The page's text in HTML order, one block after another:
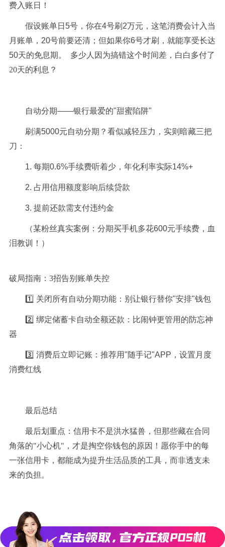
费入账日！
假设账单日5号，你在4号刷2万元，这笔消费会计入当
月账单，20号前要还清；但如果你6号才刷，就能享受长达
50天的免息期。 多少人因为搞错这个时间差，白白多付了
20天的利息？
自动分期——银行最爱的"甜蜜陷阱"
刷满5000元自动分期？看似减轻压力，实则暗藏三把
刀：
1. 每期0.6%手续费听着少，年化利率实际14%+
2. 占用信用额度影响后续贷款
3. 提前还款需支付违约金
（某粉丝真实案例：分期买手机多花600元手续费，血
泪教训！）
破局指南：3招告别账单失控
1️⃣ 关闭所有自动分期功能：别让银行替你"安排"钱包
2️⃣ 绑定储蓄卡自动全额还款：比闹钟更管用的防忘神
器
3️⃣ 消费后立即记账：推荐用"随手记"APP，设置月度
消费红线
最后总结
最后划重点：信用卡不是洪水猛兽，但那些藏在合同
角落的"小心机"，才是掏空你钱包的原因！愿你手中的每
一张信用卡，都能成为提升生活品质的工具，而非透支未
来的负担。